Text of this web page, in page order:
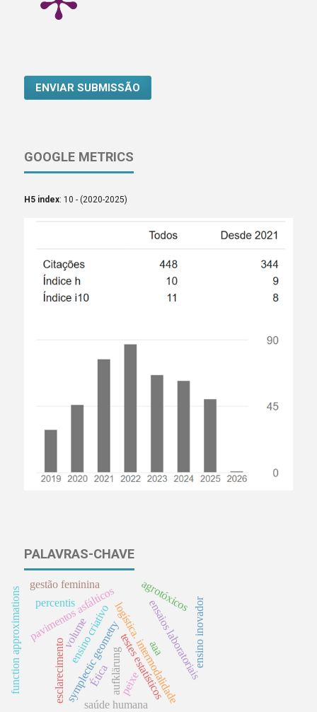
ENVIAR SUBMISSÃO
GOOGLE METRICS
H5 index: 10 - (2020-2025)
PALAVRAS-CHAVE
logística. intermodalidade
symplectic geometry
pavimentos asfálticos
aaa
ensaios laboratoriais
testes estatísticos
aufklärung
esclarecimento Ética
function approximations peixe
ensino criativo ensino inovador
gestão feminina agrotóxicos
volume
percentis
saúde humana